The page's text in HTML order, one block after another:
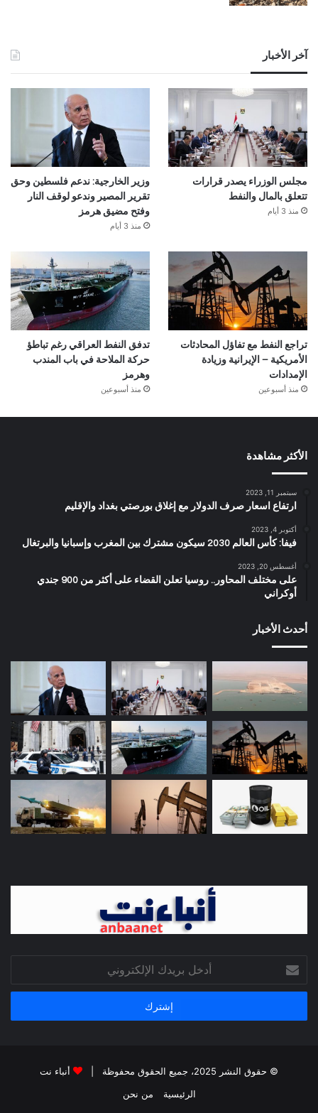
آخر الأخبار
مجلس الوزراء يصدر قرارات
تتعلق بالمال والنفط
منذ 3 أيام
وزير الخارجية: ندعم فلسطين وحق
تقرير المصير وندعو لوقف النار
وفتح مضيق هرمز
منذ 3 أيام
تراجع النفط مع تفاؤل المحادثات
الأمريكية – الإيرانية وزيادة
الإمدادات
منذ أسبوعين
تدفق النفط العراقي رغم تباطؤ
حركة الملاحة في باب المندب
وهرمز
منذ أسبوعين
الأكثر مشاهدة
سبتمبر 11, 2023
ارتفاع اسعار صرف الدولار مع إغلاق بورصتي بغداد والإقليم
أكتوبر 4, 2023
فيفا: كأس العالم 2030 سيكون مشترك بين المغرب وإسبانيا والبرتغال
أغسطس 20, 2023
على مختلف المحاور.. روسيا تعلن القضاء على أكثر من 900 جندي
أوكراني
أحدث الأخبار
بريدك
الإلكتروني
© حقوق النشر 2025، جميع الحقوق محفوظة |
أنباء نت
الرئيسية
من نحن